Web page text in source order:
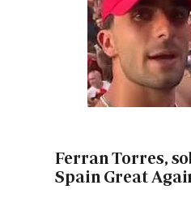
Ferran Torres,
Spain Great